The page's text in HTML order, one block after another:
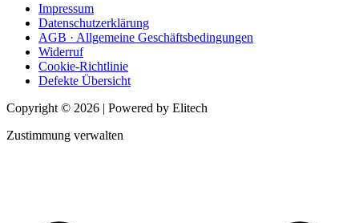
Impressum
Datenschutzerklärung
AGB · Allgemeine Geschäftsbedingungen
Widerruf
Cookie-Richtlinie
Defekte Übersicht
Copyright © 2026 | Powered by Elitech
Zustimmung verwalten